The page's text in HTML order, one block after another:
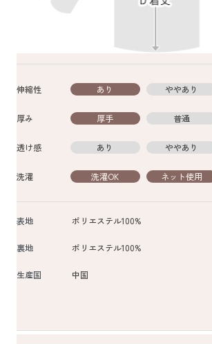
伸縮性 あり ややあり
厚み 厚手 普通
透け感 あり ややあり
洗濯 洗濯OK ネット使用
表地 ポリエステル100%
裏地 ポリエステル100%
生産国 中国